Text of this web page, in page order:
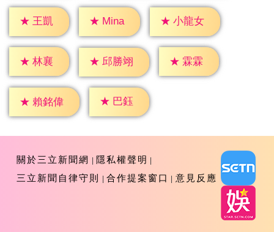
★ 王凱 ★ Mina ★ 小龍女
★ 林襄 ★ 邱勝翊 ★ 霖霖
★ 賴銘偉 ★ 巴鈺
關於三立新聞網
隱私權聲明
三立新聞自律守則
合作提案窗口 意見反應